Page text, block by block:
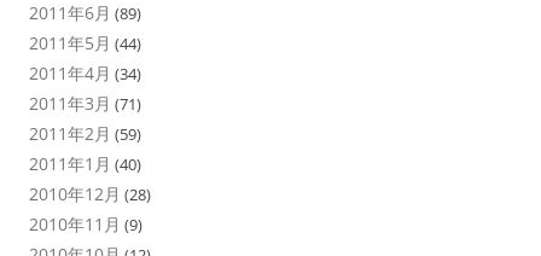
2011年6月 (89)
2011年5月 (44)
2011年4月 (34)
2011年3月 (71)
2011年2月 (59)
2011年1月 (40)
2010年12月 (28)
2010年11月 (9)